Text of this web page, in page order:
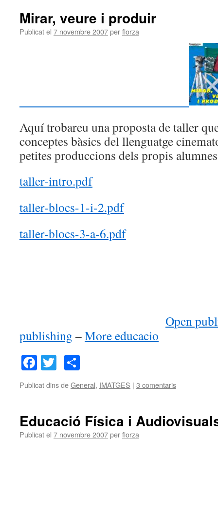
Mirar, veure i produir
Publicat el 7 novembre 2007perflorza
Aquí trobareu una proposta de taller
conceptes bàsics del llenguatge
petites produccions dels propis alumnes
taller-intro.pdf
taller-blocs-1-i-2.pdf
taller-blocs-3-a-6.pdf
Open
publishing –More educacio
Facebook
Twitter
Publicat dins deGeneral, IMATGES | 3 comentaris
Educació Física i
Publicat el 7 novembre 2007perflorza